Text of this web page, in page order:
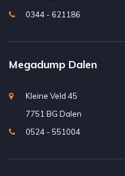
0344 - 621186
Megadump Dalen
Kleine Veld 45
7751 BG Dalen
0524 - 551004